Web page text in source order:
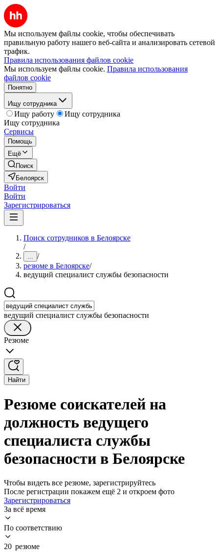
Мы используем файлы cookie, чтобы обеспечивать
правильную работу нашего веб-сайта и анализировать сетевой
трафик.
Правила использования файлов cookie
Мы используем файлы cookie. Правила использования
файлов cookie
Понятно
Ищу сотрудника
Ищу работу
Ищу сотрудника
Ищу сотрудника
Сервисы
Помощь
Ещё
Поиск
Белоярск
Войти
Войти
Зарегистрироваться
Поиск сотрудников в Белоярске
/
... /
резюме в Белоярске/
ведущий специалист службы безопасности
ведущий специалист службы безопасности
Резюме
Найти
Резюме соискателей на
должность ведущего
специалиста службы
безопасности в Белоярске
Чтобы видеть все резюме, зарегистрируйтесь
После регистрации покажем ещё 2 и откроем фото
Зарегистрироваться
За всё время
По соответствию
20 резюме